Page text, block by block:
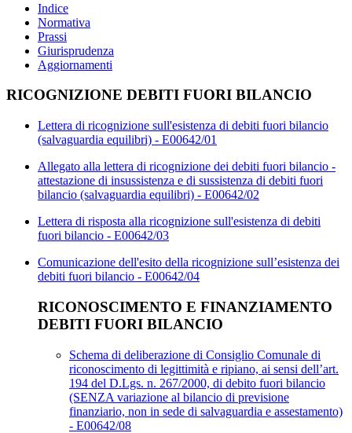
Indice
Normativa
Prassi
Giurisprudenza
Aggiornamenti
RICOGNIZIONE DEBITI FUORI BILANCIO
Lettera di ricognizione sull'esistenza di debiti fuori bilancio
(salvaguardia equilibri) - E00642/01
Allegato alla lettera di ricognizione dei debiti fuori bilancio -
attestazione di insussistenza e di sussistenza di debiti fuori
bilancio (salvaguardia equilibri) - E00642/02
Lettera di risposta alla ricognizione sull'esistenza di debiti
fuori bilancio - E00642/03
Comunicazione dell'esito della ricognizione sull’esistenza dei
debiti fuori bilancio - E00642/04
RICONOSCIMENTO E FINANZIAMENTO
DEBITI FUORI BILANCIO
Schema di deliberazione di Consiglio Comunale di
riconoscimento di legittimità e ripiano, ai sensi dell’art.
194 del D.Lgs. n. 267/2000, di debito fuori bilancio
(SENZA variazione al bilancio di previsione
finanziario, non in sede di salvaguardia e assestamento)
- E00642/08